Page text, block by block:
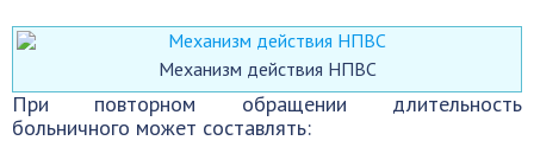
Механизм действия НПВС
При повторном обращении длительность
больничного может составлять: